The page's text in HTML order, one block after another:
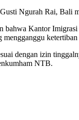
Ngurah Rai, Bali
Kantor
dengan izin
NTB.